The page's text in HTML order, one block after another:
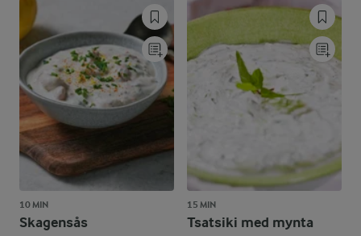
10 MIN
Skagensås
15 MIN
Tsatsiki med mynta